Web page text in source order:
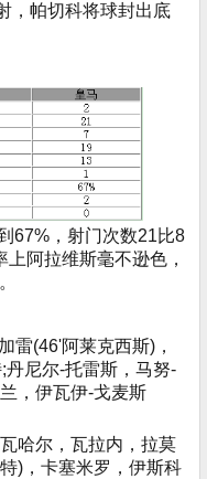
，帕切科将球封出底
67%，射门次数21比8
阿拉维斯毫不逊色，
雷(46'阿莱克西斯)，
尼尔-托雷斯，马努-
，伊瓦伊-戈麦斯
哈尔，瓦拉内，拉莫
)，卡塞米罗，伊斯科